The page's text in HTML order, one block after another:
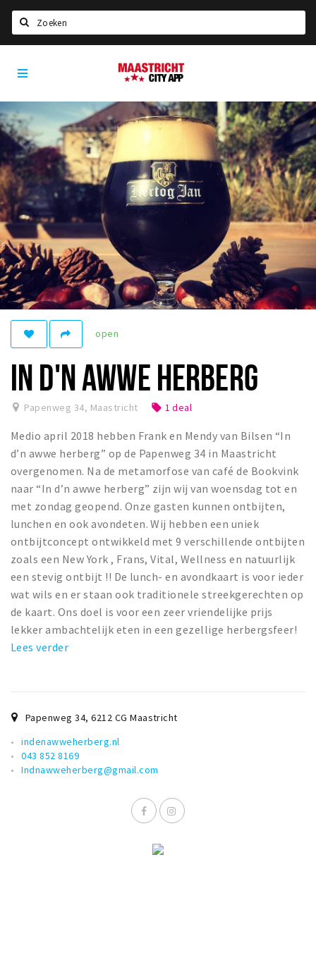
Home
Agenda
Deals
Party pics
Nieuws, interviews & blogs
Eten
Drinken
Slapen
Recreatief
Winkels
Winkelgebieden
Bezienswaardigheden
Musea, theaters & podia
Uitjes & activiteiten
Toeristische routes
Natuurgebieden
Baroniepoorten
Sport
Andere City Apps
Inloggen
Maastricht
City
open
IN D'N AWWE HERBERG
Papenweg 34, Maastricht local_offer 1 deal
Medio april 2018 hebben Frank en Mendy van Bilsen “In
d’n awwe herberg” op de Papenweg 34 in Maastricht
overgenomen. Na de metamorfose van café de Bookvink
naar “In d’n awwe herberg” zijn wij van woensdag tot en
met zondag geopend. Onze gasten kunnen ontbijten,
lunchen en ook avondeten. Wij hebben een uniek
ontbijtconcept ontwikkeld met 9 verschillende ontbijten
zoals een New York , Frans, Vital, Wellness en natuurlijk
een stevig ontbijt !! De lunch- en avondkaart is voor ieder
wat wils en er staan ook traditionele streekgerechten op
de kaart. Ons doel is voor een zeer vriendelijke prijs
lekker ambachtelijk eten in een gezellige herbergsfeer!
Lees verder
Papenweg 34,6212 CG Maastricht
indenawweherberg.nl
043 852 8169
Indnawweherberg@gmail.com